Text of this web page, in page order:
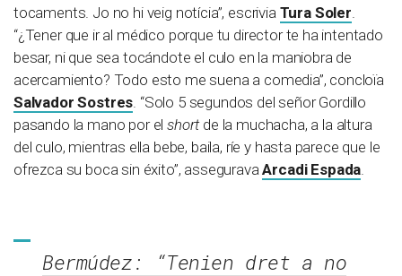
tocaments. Jo no hi veig notícia”, escrivia Tura Soler
“¿Tener que ir al médico porque tu director te ha intentado
besar, ni que sea tocándote el culo en la maniobra de
acercamiento? Todo esto me suena a comedia”, concloïa
Salvador Sostres . “Solo 5 segundos del señor Gordillo
pasando la mano por elshortde la muchacha, a la altura
del culo, mientras ella bebe, baila, ríe y hasta parece que le
ofrezca su boca sin éxito”, asseguravaArcadi Espada
Bermúdez: “Tenien dret a no